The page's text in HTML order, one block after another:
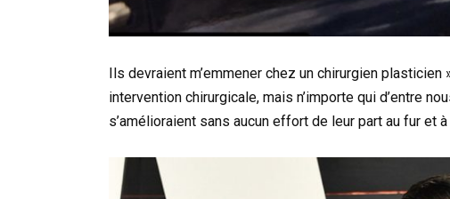
Ils devraient m’emmener chez un chirurgien plasticien
intervention chirurgicale, mais n’importe qui d’entre
s’amélioraient sans aucun effort de leur part au fur et